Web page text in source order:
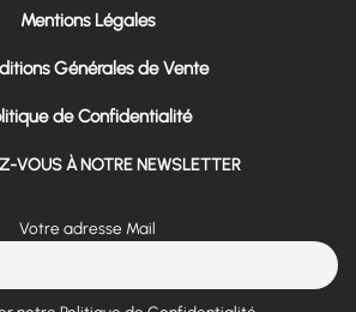
Mentions Légales
Générales de Vente
de Confidentialité
VOUS À NOTRE NEWSLETTER
Votre adresse Mail